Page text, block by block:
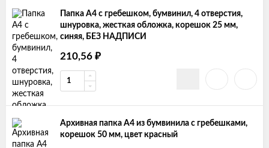
Папка А4 с гребешком, бумвинил, 4 отверстия,
шнуровка, жесткая обложка, корешок 25 мм,
синяя, БЕЗ НАДПИСИ
210,56 ₽
Архивная папка А4 из бумвинила с гребешками,
корешок 50 мм, цвет красный